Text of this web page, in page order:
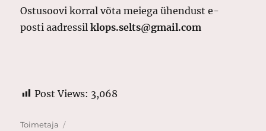
Ostusoovi korral võta meiega ühendust e-
posti aadressilklops.selts@gmail.com
Post Views: 3,068
Autor
Toimetaja